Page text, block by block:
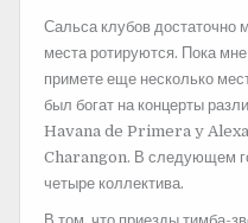
Сальса клубов достаточно
места ротируются. Пока
примете еще несколько
был богат на концерты
Havana de Primera y
Charangon. В следующем
четыре коллектива.